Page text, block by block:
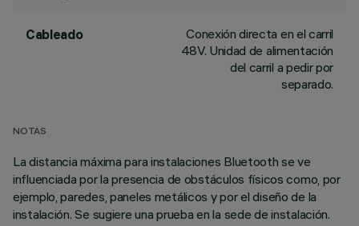
Cableado
Conexión directa en el carril
48V. Unidad de alimentación
del carril a pedir por
separado.
NOTAS
La distancia máxima para instalaciones Bluetooth se ve
influenciada por la presencia de obstáculos físicos como, por
ejemplo, paredes, paneles metálicos y por el diseño de la
instalación. Se sugiere una prueba en la sede de instalación.